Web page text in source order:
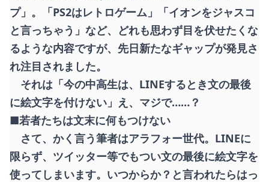
プ」。「PS2はレトロゲーム」「イオンをジャスコ
と言っちゃう」など、どれも思わず目を伏せたくな
るような内容ですが、先日新たなギャップが発見さ
れ注目されました。
それは「今の中高生は、LINEするとき文の最後
に絵文字を付けない」え、マジで……？
■若者たちは文末に何もつけない
さて、かく言う筆者はアラフォー世代。LINEに
限らず、ツイッター等でもつい文の最後に絵文字を
使ってしまいます。いつからか？と言われたらはっ